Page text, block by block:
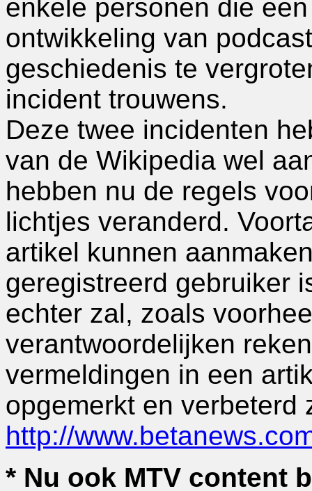
enkele personen die
ontwikkeling van
geschiedenis te
incident trouwens.
Deze twee incidenten
van de Wikipedia wel
hebben nu de regels
lichtjes veranderd.
artikel kunnen
geregistreerd gebruiker
echter zal, zoals
verantwoordelijken
vermeldingen in een
opgemerkt en verbeterd
http://
* Nu ook MTV content